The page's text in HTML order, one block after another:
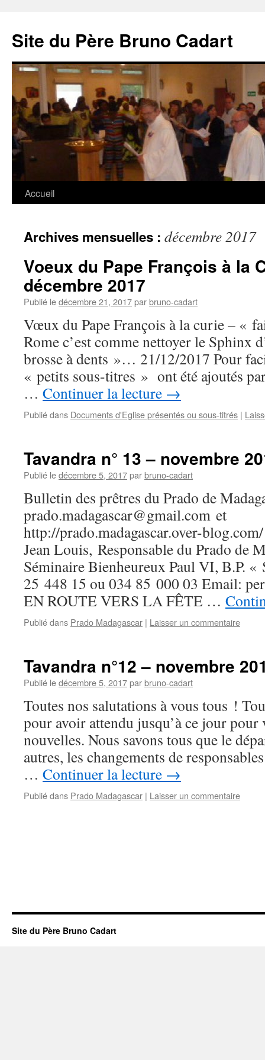
Site du Père Bruno Cadart
Aller
contenu
Accueil
Archives mensuelles : décembre 2017
Voeux du Pape François à la
décembre 2017
Publié ledécembre 21, 2017parbruno-cadart
Vœux du Pape François à la curie – «
Rome c’est comme nettoyer le Sphinx
brosse à dents »… 21/12/2017 Pour
« petits sous-titres » ont été ajoutés
… Continuer la lecture →
Publié dans Documents d'Eglise présentés ou sous-titrés |
Tavandra n° 13 – novembre
Publié ledécembre 5, 2017parbruno-cadart
Bulletin des prêtres du Prado de
prado.madagascar@gmail.com et
http://prado.madagascar.over-
Jean Louis, Responsable du Prado de
Séminaire Bienheureux Paul VI, B.P.
25 448 15 ou 034 85 000 03 Email:
EN ROUTE VERS LA FÊTE …
Publié dans Prado Madagascar | Laisser un commentaire
Tavandra n°12 – novembre
Publié ledécembre 5, 2017parbruno-cadart
Toutes nos salutations à vous tous !
pour avoir attendu jusqu’à ce jour pour
nouvelles. Nous savons tous que le
autres, les changements de
… Continuer la lecture →
Publié dans Prado Madagascar | Laisser un commentaire
Site du Père Bruno Cadart